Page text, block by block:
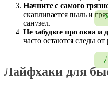
Начните с самого
скапливается пыль и
санузел.
Не забудьте про окна и
часто остаются следы
Лайфхаки для